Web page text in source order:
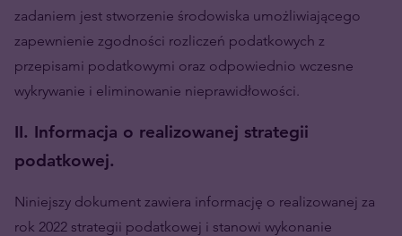
zadaniem jest stworzenie środowiska umożliwiającego
zapewnienie zgodności rozliczeń podatkowych z
przepisami podatkowymi oraz odpowiednio wczesne
wykrywanie i eliminowanie nieprawidłowości.
II. Informacja o realizowanej strategii
podatkowej.
Niniejszy dokument zawiera informację o realizowanej za
rok 2022 strategii podatkowej i stanowi wykonanie